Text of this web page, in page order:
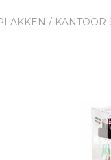
/ KANTOOR